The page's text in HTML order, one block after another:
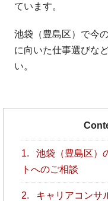
ています。
池袋（豊島区）で今
に向いた仕事選びな
い。
1.
池袋（豊島区）
トへのご相談
2. キャリアコンサ